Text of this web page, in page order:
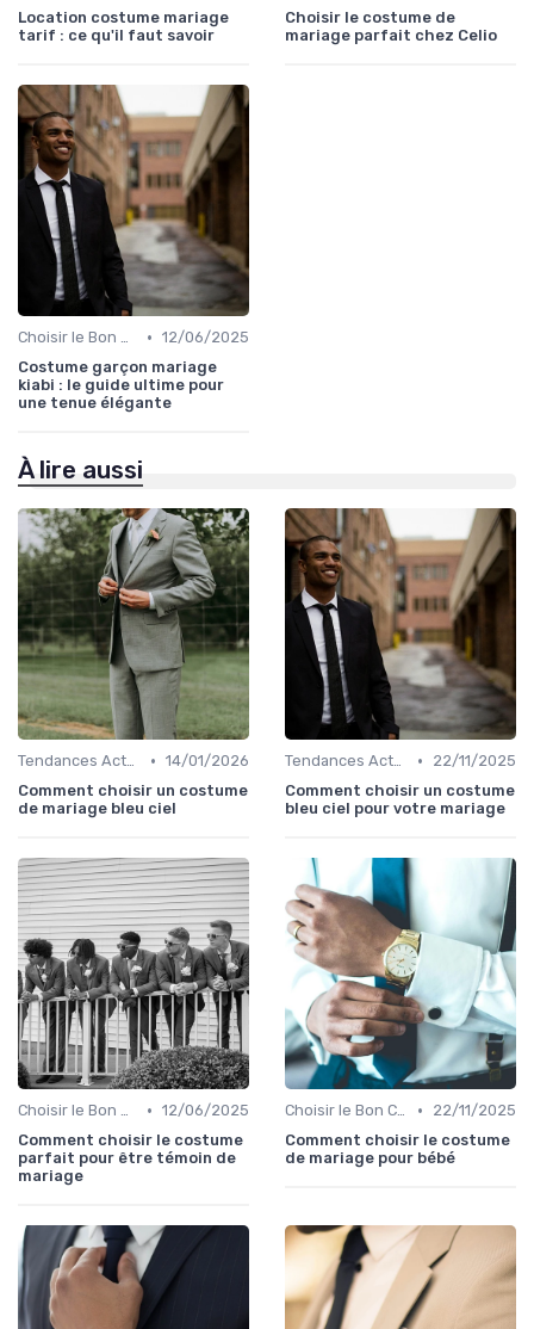
Location costume mariage
tarif : ce qu'il faut savoir
Choisir le costume de
mariage parfait chez Celio
Choisir le Bon Costume • 12/06/2025
Costume garçon mariage
kiabi : le guide ultime pour
une tenue élégante
À lire aussi
Tendances Actuelles • 14/01/2026
Comment choisir un costume
de mariage bleu ciel
Tendances Actuelles •
22/11/2025
Comment choisir un costume
bleu ciel pour votre mariage
Choisir le Bon Costume • 12/06/2025
Comment choisir le costume
parfait pour être témoin de
mariage
Choisir le Bon Costume •
22/11/2025
Comment choisir le costume
de mariage pour bébé